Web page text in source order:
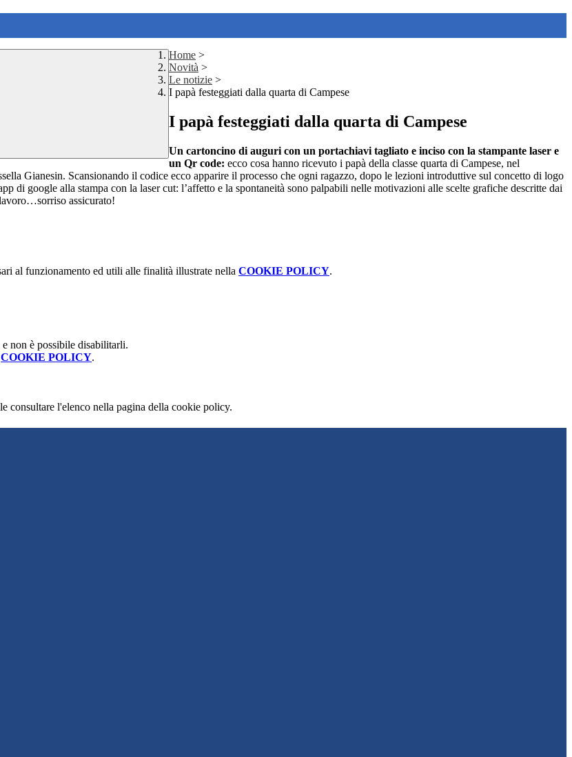
Home >
Novità >
Le notizie >
I papà festeggiati dalla quarta di Campese
I papà festeggiati dalla quarta di Campese
Un cartoncino di auguri con un portachiavi tagliato e inciso con la stampante laser e
un Qr code: ecco cosa hanno ricevuto i papà della classe quarta di Campese, nel
Gianesin. Scansionando il codice ecco apparire il processo che ogni ragazzo, dopo le lezioni introduttive sul concetto di logo
di google alla stampa con la laser cut: l’affetto e la spontaneità sono palpabili nelle motivazioni alle scelte grafiche descritte dai
assicurato!
al funzionamento ed utili alle finalità illustrate nella COOKIE POLICY.
non è possibile disabilitarli.
COOKIE POLICY.
consultare l'elenco nella pagina della cookie policy.